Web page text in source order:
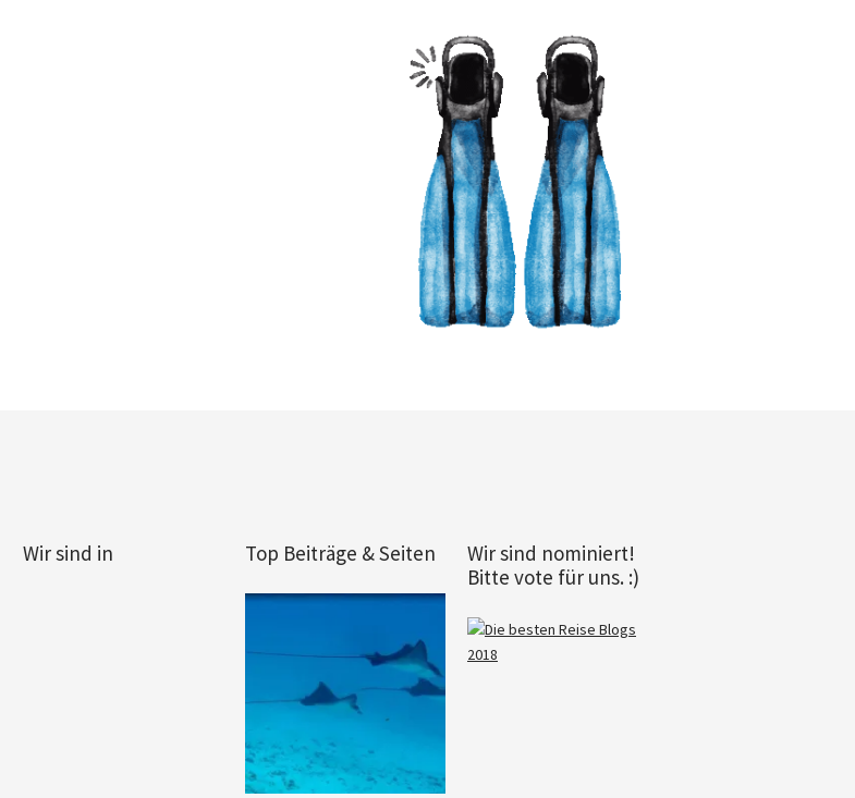
Wir sind in Top Beiträge & Seiten
Wir sind nominiert!
Bitte vote für uns. :)